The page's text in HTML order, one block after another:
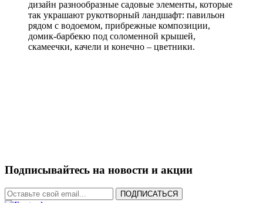
дизайн разнообразные садовые элементы, которые
так украшают рукотворный ландшафт: павильон
рядом с водоемом, прибрежные композиции,
домик-барбекю под соломенной крышей,
скамеечки, качели и конечно – цветники.
Подписывайтесь на новости и акции
ПОДПИСАТЬСЯ